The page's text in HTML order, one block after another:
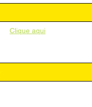
Clique aqui